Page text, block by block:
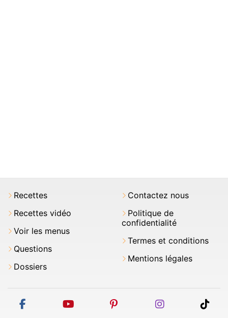
Recettes
Recettes vidéo
Voir les menus
Questions
Dossiers
Contactez nous
Politique de
confidentialité
Termes et conditions
Mentions légales
facebook youtube pinterest instagram